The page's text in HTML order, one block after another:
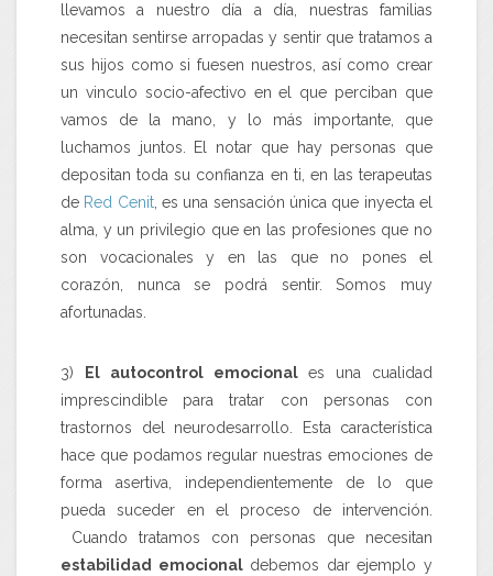
llevamos a nuestro día a día, nuestras familias
necesitan sentirse arropadas y sentir que tratamos a
sus hijos como si fuesen nuestros, así como crear
un vinculo socio-afectivo en el que perciban que
vamos de la mano, y lo más importante, que
luchamos juntos. El notar que hay personas que
depositan toda su confianza en ti, en las terapeutas
de Red Cenit, es una sensación única que inyecta el
alma, y un privilegio que en las profesiones que no
son vocacionales y en las que no pones el
corazón, nunca se podrá sentir. Somos muy
afortunadas.
3) El autocontrol emocionales una cualidad
imprescindible para tratar con personas con
trastornos del neurodesarrollo. Esta característica
hace que podamos regular nuestras emociones de
forma asertiva, independientemente de lo que
pueda suceder en el proceso de intervención.
Cuando tratamos con personas que necesitan
estabilidad emocionaldebemos dar ejemplo y